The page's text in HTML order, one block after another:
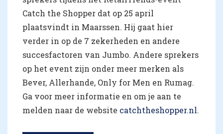
Catch the Shopper dat op 25 april
plaatsvindt in Maarssen. Hij gaat hier
verder in op de 7 zekerheden en andere
succesfactoren van Jumbo. Andere sprekers
op het event zijn onder meer merken als
Bever, Allerhande, Only for Men en Rumag.
Ga voor meer informatie en om je aan te
melden naar de website catchtheshopper.nl.